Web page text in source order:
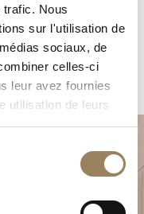
Nous
sur l'utilisation de
sociaux, de
celles-ci
leur avez fournies
utilisation de leurs